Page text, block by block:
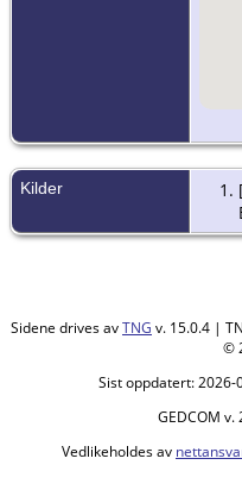
Kilder
Sidene drives avTNG v. 15.0.4 |
©
Sist oppdatert: 2026-
GEDCOM
Vedlikeholdes av